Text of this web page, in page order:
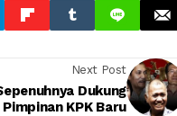
Next Post
Dukung
Pimpinan KPK Baru